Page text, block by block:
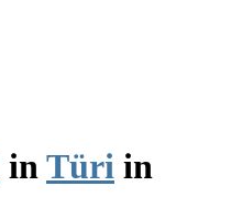
in Türi in